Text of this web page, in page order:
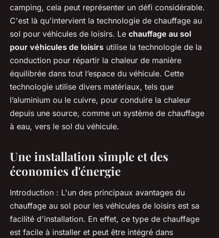
camping, cela peut représenter un défi considérable.
C'est là qu'intervient la technologie de chauffage au
sol pour véhicules de loisirs. Le chauffage au sol
pour véhicules de loisirs utilise la technologie de la
conduction pour répartir la chaleur de manière
équilibrée dans tout l’espace du véhicule. Cette
technologie utilise divers matériaux, tels que
l’aluminium ou le cuivre, pour conduire la chaleur
depuis une source, comme un système de chauffage
à eau, vers le sol du véhicule.
Une installation simple et des
économies d'énergie
Introduction : L'un des principaux avantages du
chauffage au sol pour les véhicules de loisirs est sa
facilité d'installation. En effet, ce type de chauffage
est facile à installer et peut être intégré dans